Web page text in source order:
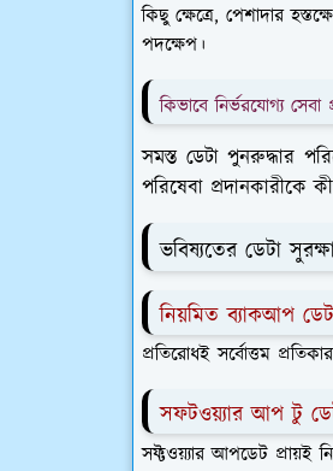
কিছু ক্ষেত্রে, পেশাদার
পদক্ষেপ।
কিভাবে নির্ভরযোগ্য
সমস্ত ডেটা পুনরুদ্ধার
পরিষেবা প্রদানকারীকে
ভবিষ্যতের ডেটা
নিয়মিত ব্যাকআপ
প্রতিরোধই সর্বোত্তম
সফটওয়্যার আপ টু
সফ্টওয়্যার আপডেট প্রায়ই